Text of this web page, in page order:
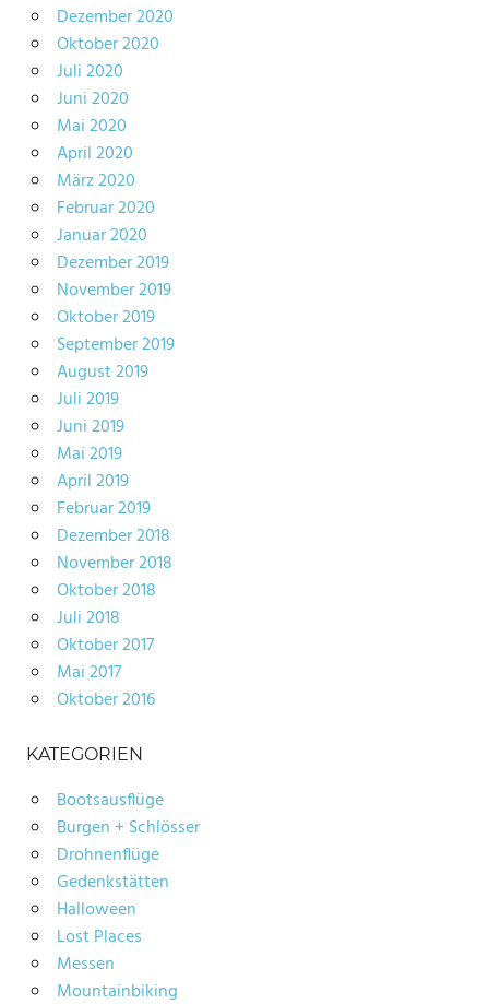
Dezember 2020
Oktober 2020
Juli 2020
Juni 2020
Mai 2020
April 2020
März 2020
Februar 2020
Januar 2020
Dezember 2019
November 2019
Oktober 2019
September 2019
August 2019
Juli 2019
Juni 2019
Mai 2019
April 2019
Februar 2019
Dezember 2018
November 2018
Oktober 2018
Juli 2018
Oktober 2017
Mai 2017
Oktober 2016
KATEGORIEN
Bootsausflüge
Burgen + Schlösser
Drohnenflüge
Gedenkstätten
Halloween
Lost Places
Messen
Mountainbiking